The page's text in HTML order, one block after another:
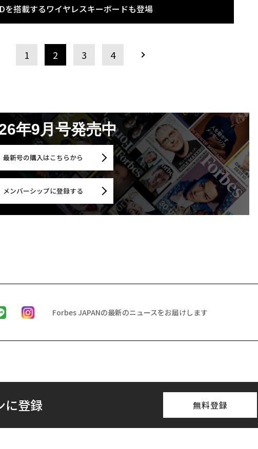
を搭載するワイヤレスキーボードも登場
1 2 3 4
年9月号発売中
最新号の購入はこちらから
メンバーシップに登録する
Forbes JAPANの最新のニュースをお届けします
に登録 無料登録